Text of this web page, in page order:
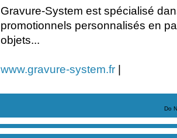
Gravure-System est spécialisé
promotionnels personnalisés en
objets...
www.gravure-system.fr |
Do